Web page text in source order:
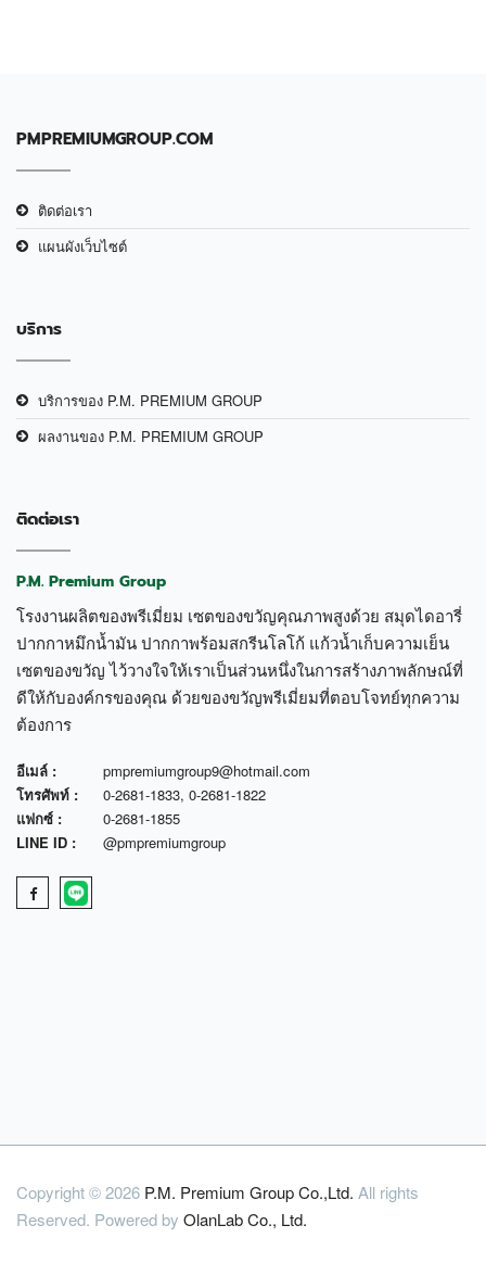
PMPREMIUMGROUP.COM
ติดต่อเรา
แผนผังเว็บไซต์
บริการ
บริการของ P.M. PREMIUM GROUP
ผลงานของ P.M. PREMIUM GROUP
ติดต่อเรา
P.M. Premium Group
โรงงานผลิตของพรีเมี่ยม เซตของขวัญคุณภาพสูงด้วย สมุดไดอารี่
ปากกาหมึกน้ำมัน ปากกาพร้อมสกรีนโลโก้ แก้วน้ำเก็บความเย็น
เซตของขวัญ ไว้วางใจให้เราเป็นส่วนหนึ่งในการสร้างภาพลักษณ์ที่
ดีให้กับองค์กรของคุณ ด้วยของขวัญพรีเมี่ยมที่ตอบโจทย์ทุกความ
ต้องการ
อีเมล์ :
pmpremiumgroup9@hotmail.com
โทรศัพท์ :
0-2681-1833, 0-2681-1822
แฟกซ์ :
0-2681-1855
LINE ID :
@pmpremiumgroup
Copyright © 2026 P.M. Premium Group Co.,Ltd. All rights
Reserved. Powered by OlanLab Co., Ltd.